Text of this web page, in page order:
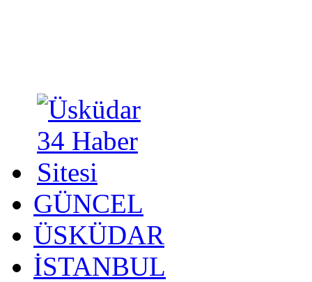
GÜNCEL
ÜSKÜDAR
İSTANBUL